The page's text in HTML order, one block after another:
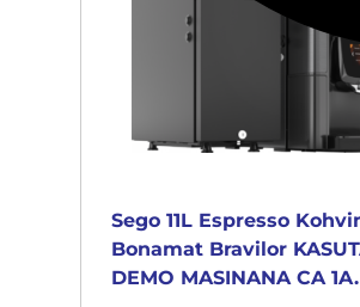
Sego 11L Espresso
Bonamat Bravilor
DEMO MASINANA CA 1A.